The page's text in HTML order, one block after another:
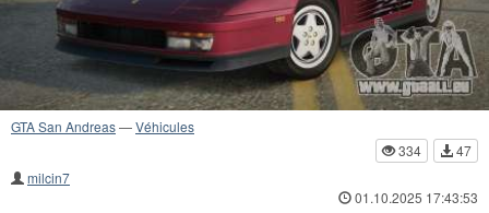
GTA San Andreas—Véhicules
334
47
milcin7
01.10.2025 17:43:53